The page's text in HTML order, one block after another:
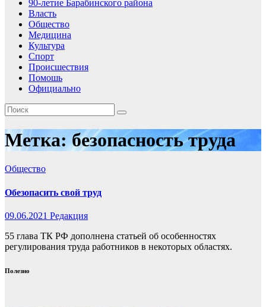
90-летие Барабинского района
Власть
Общество
Медицина
Культура
Спорт
Происшествия
Помошь
Официально
Метка:безопасность труда
Общество
Обезопасить свой труд
09.06.2021 Редакция
55 глава ТК РФ дополнена статьей об особенностях
регулирования труда работников в некоторых областях.
Полезно